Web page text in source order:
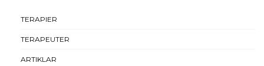
TERAPIER
TERAPEUTER
ARTIKLAR